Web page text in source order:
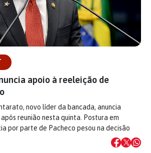
apoio à reeleição de
novo líder da bancada, anuncia
reunião nesta quinta. Postura em
por parte de Pacheco pesou na decisão